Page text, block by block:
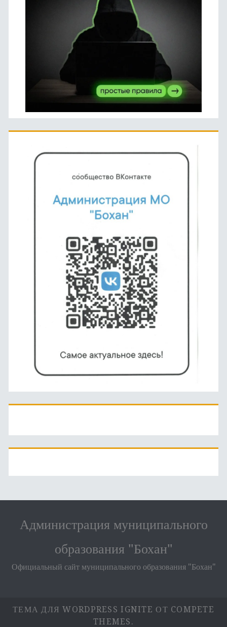
Администрация муниципального
образования "Бохан"
Официальный сайт муниципального образования "Бохан"
ТЕМА ДЛЯ WORDPRESS IGNITE ОТ COMPETE
THEMES.